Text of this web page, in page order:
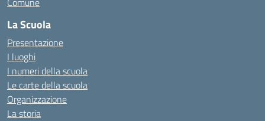
La Scuola
Presentazione
I luoghi
I numeri della scuola
Le carte della scuola
Organizzazione
La storia